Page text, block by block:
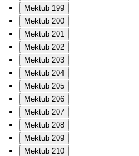
Mektub 199
Mektub 200
Mektub 201
Mektub 202
Mektub 203
Mektub 204
Mektub 205
Mektub 206
Mektub 207
Mektub 208
Mektub 209
Mektub 210